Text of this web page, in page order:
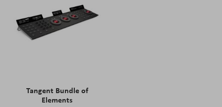
Tangent Bundle of
Elements